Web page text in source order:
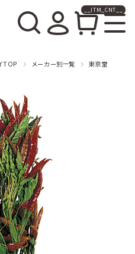
__ITM_CNT__
TOP メーカー別一覧 東京堂